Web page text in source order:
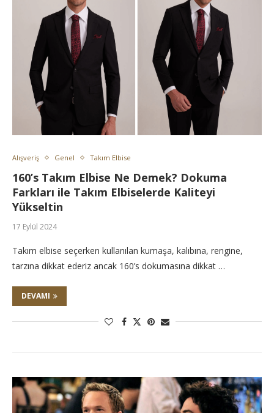
Alışveriş Genel Takım Elbise
160’s Takım Elbise Ne Demek? Dokuma
Farkları ile Takım Elbiselerde Kaliteyi
Yükseltin
17 Eylül 2024
Takım elbise seçerken kullanılan kumaşa, kalıbına, rengine,
tarzına dikkat ederiz ancak 160’s dokumasına dikkat …
DEVAMI